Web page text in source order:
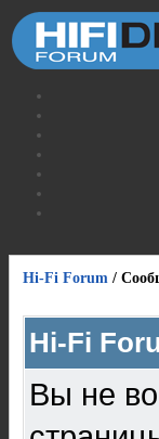
Hi-Fi Forum /
Hi-Fi
Вы не